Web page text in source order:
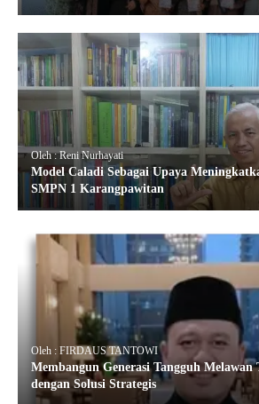
Oleh : Reni Nurhayati
Model Caladi Sebagai Upaya
SMPN 1 Karangpawitan
Oleh : FIRDAUS TANTOWI
Membangun Generasi Tangguh Melawan
dengan Solusi Strategis